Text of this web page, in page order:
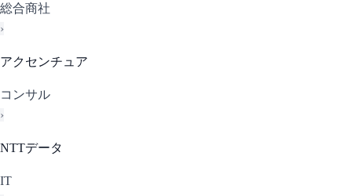
総合商社
›
アクセンチュア
コンサル
›
NTTデータ
IT